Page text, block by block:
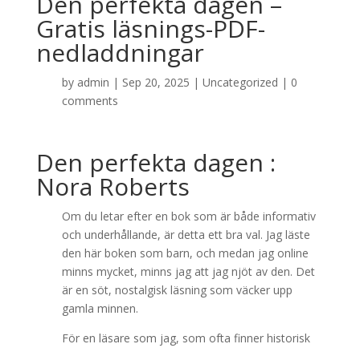
Gratis läsnings-PDF-
nedladdningar
by admin | Sep 20, 2025 | Uncategorized | 0
comments
Den perfekta dagen :
Nora Roberts
Om du letar efter en bok som är både informativ
och underhållande, är detta ett bra val. Jag läste
den här boken som barn, och medan jag online
minns mycket, minns jag att jag njöt av den. Det
är en söt, nostalgisk läsning som väcker upp
gamla minnen.
För en läsare som jag, som ofta finner historisk